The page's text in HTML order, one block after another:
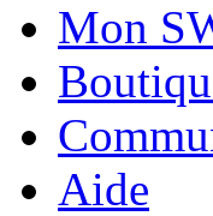
Mon
Aide